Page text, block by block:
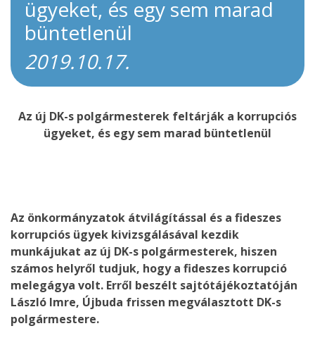
ügyeket, és egy sem marad
büntetlenül
2019.10.17.
Az új DK-s polgármesterek feltárják a korrupciós
ügyeket, és egy sem marad büntetlenül
Az önkormányzatok átvilágítással és a fideszes
korrupciós ügyek kivizsgálásával kezdik
munkájukat az új DK-s polgármesterek, hiszen
számos helyről tudjuk, hogy a fideszes korrupció
melegágya volt. Erről beszélt sajtótájékoztatóján
László Imre, Újbuda frissen megválasztott DK-s
polgármestere.